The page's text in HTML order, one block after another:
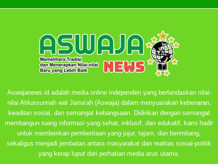
Aswajanews.id adalah media online independen yang berlandaskan nilai-
nilai Ahlussunnah wal Jama'ah (Aswaja) dalam menyuarakan kebenaran,
keadilan sosial, dan semangat kebangsaan. Didirikan dengan semangat
membangun ruang informasi yang sehat, inklusif, dan edukatif, kami hadir
untuk memberikan pemberitaan yang jujur, tajam, dan berimbang,
sekaligus menjadi jembatan antara masyarakat dan realitas sosial-politik
yang kerap luput dari perhatian media arus utama.